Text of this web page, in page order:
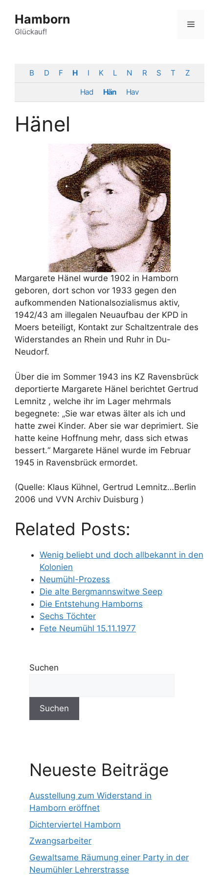
Inhalt
springen
Hamborn
Glückauf!
Menü
B D F H I K L N R S T Z
Had Hän Hav
Hänel
Margarete Hänel wurde 1902 in Hamborn
geboren, dort schon vor 1933 gegen den
aufkommenden Nationalsozialismus aktiv,
1942/43 am illegalen Neuaufbau der KPD in
Moers beteiligt, Kontakt zur Schaltzentrale des
Widerstandes an Rhein und Ruhr in Du-
Neudorf.
Über die im Sommer 1943 ins KZ Ravensbrück
deportierte Margarete Hänel berichtet Gertrud
Lemnitz , welche ihr im Lager mehrmals
begegnete: „Sie war etwas älter als ich und
hatte zwei Kinder. Aber sie war deprimiert. Sie
hatte keine Hoffnung mehr, dass sich etwas
bessert.“ Margarete Hänel wurde im Februar
1945 in Ravensbrück ermordet.
(Quelle: Klaus Kühnel, Gertrud Lemnitz…Berlin
2006 und VVN Archiv Duisburg )
Related Posts:
Wenig beliebt und doch allbekannt in den
Kolonien
Neumühl-Prozess
Die alte Bergmannswitwe Seep
Die Entstehung Hamborns
Sechs Töchter
Fete Neumühl 15.11.1977
Suchen
Suchen
Neueste Beiträge
Ausstellung zum Widerstand in
Hamborn eröffnet
Dichterviertel Hamborn
Zwangsarbeiter
Gewaltsame Räumung einer Party in der
Neumühler Lehrerstrasse